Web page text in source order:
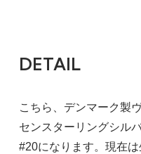
DETAIL
こちら、デンマーク製
センスターリングシル
#20になります。現在